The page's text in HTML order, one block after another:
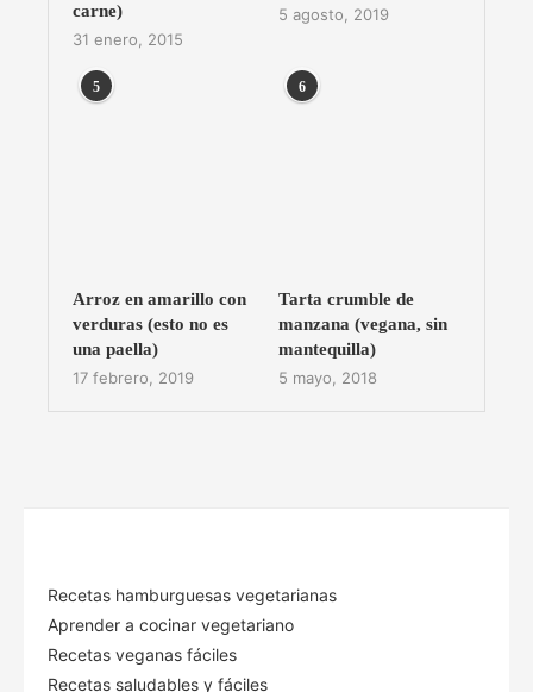
carne)
31 enero, 2015
5 agosto, 2019
5
Arroz en amarillo con
verduras (esto no es
una paella)
17 febrero, 2019
6
Tarta crumble de
manzana (vegana, sin
mantequilla)
5 mayo, 2018
Recetas hamburguesas vegetarianas
Aprender a cocinar vegetariano
Recetas veganas fáciles
Recetas saludables y fáciles